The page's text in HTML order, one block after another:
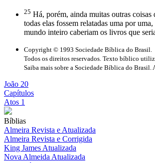
25 Há, porém, ainda muitas outras coisas
todas elas fossem relatadas uma por
mundo inteiro caberiam os livros que
Copyright © 1993 Sociedade Bíblica do Brasil.
Todos os direitos reservados. Texto bíblico
Saiba mais sobre a Sociedade Bíblica do Brasil.
João 20
Capítulos
Atos 1
Bíblias
Almeira Revista e Atualizada
Almeira Revista e Corrigida
King James Atualizada
Nova Almeida Atualizada